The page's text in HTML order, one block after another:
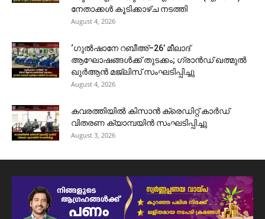
നേതാക്കൾ കൂടിക്കാഴ്ച നടത്തി
August 4, 2026
‘ഗുൽഷാനേ റബീഅ്–26’ മീലാദ്
ആഘോഷങ്ങൾക്ക് തുടക്കം; ഗ്രാൻഡ് ഖത്മുൽ
ഖുർആൻ മജ്‌ലിസ് സംഘടിപ്പിച്ചു
August 4, 2026
കവരത്തിയിൽ കിസാൻ ക്രെഡിറ്റ് കാർഡ്
വിതരണ ക്യാമ്പയിൻ സംഘടിപ്പിച്ചു
August 3, 2026